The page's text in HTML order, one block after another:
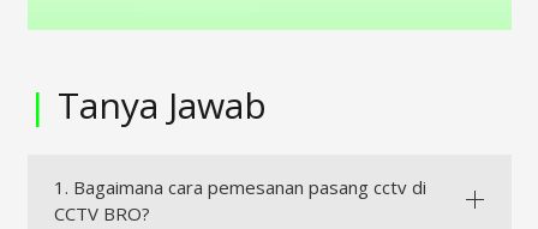
| Tanya Jawab
1. Bagaimana cara pemesanan pasang cctv di
CCTV BRO?